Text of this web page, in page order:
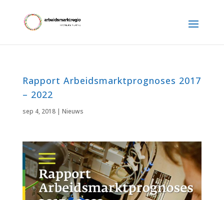
Rapport Arbeidsmarktprognoses 2017
– 2022
sep 4, 2018| Nieuws